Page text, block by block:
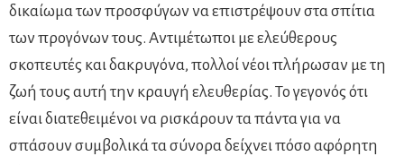
δικαίωμα των προσφύγων να επιστρέψουν στα σπίτια
των προγόνων τους. Αντιμέτωποι με ελεύθερους
σκοπευτές και δακρυγόνα, πολλοί νέοι πλήρωσαν με τη
ζωή τους αυτή την κραυγή ελευθερίας. Το γεγονός ότι
είναι διατεθειμένοι να ρισκάρουν τα πάντα για να
σπάσουν συμβολικά τα σύνορα δείχνει πόσο αφόρητη